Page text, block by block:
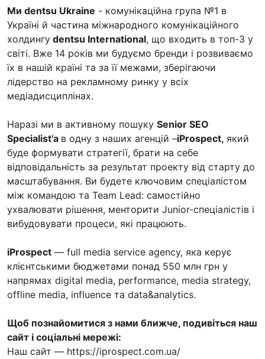
Ми dentsu Ukraine - комунікаційна група №1 в
Україні й частина міжнародного комунікаційного
холдингу dentsu International, що входить в топ-3 у
світі. Вже 14 років ми будуємо бренди і розвиваємо
їх в нашій країні та за її межами, зберігаючи
лідерство на рекламному ринку у всіх
медіадисциплінах.
Наразі ми в активному пошуку Senior SEO
Specialist'а в одну з наших агенцій –iProspect, який
буде формувати стратегії, брати на себе
вiдповiдальнiсть за результат проекту вiд старту до
масштабування. Ви будете ключовим спеціалістом
мiж командою та Team Lead: самостiйно
ухвалювати рiшення, менторити Junior-спецiалiстiв i
вибудовувати процеси, якi працюють.
iProspect — full media service agency, яка керує
клієнтськими бюджетами понад 550 млн грн у
напрямах digital media, performance, media strategy,
offline media, influence та data&analytics.
Щоб познайомитися з нами ближче, подивіться наш
сайт і соціальні мережі:
Наш сайт — https://iprospect.com.ua/